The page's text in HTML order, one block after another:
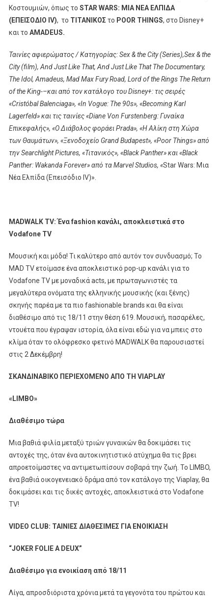
Κοστουμιών, όπως το STAR WARS: ΜΙΑ N ΕΑ ΕΛΠΙΔΑ
(ΕΠΕΙΣΟΔΙΟ IV), το ΤΙΤΑΝΙΚΟΣ το POOR THINGS, στο Disney+
και το AMADEUS.
Ταινίες αφιερώματος / Κατηγορίας:Sex&theCity(Series),Sex&the
City(film), AndJustLike That, AndJustLike That TheDocumentary,
TheIdol, Amadeus, MadMaxFuryRoad, LordoftheRings TheReturn
oftheKing-–και από τον κατάλογο τουDisney+: τις σειρές
«CristóbalBalenciaga», «In Vogue: The90s», «BecomingKarl
Lagerfeld» και τις ταινίες «Diane Von Furstenberg: Γυναίκα
Επικεφαλής», «Ο Διάβολος φοράει Prada», «Η Αλίκη στη Χώρα
των Θαυμάτων», «Ξενοδοχείο GrandBudapest», «Poor Things» από
τηνSearchlightPictures, «Τιτανικός», «BlackPanther» και «Black
Panther: WakandaForever» από ταMarvelStudios, «Star Wars: Μια
Nέα Ελπίδα (Επεισόδιο IV)».​
MADWALK TV: Ένα fashion κανάλι, αποκλειστικά στο
Vodafone TV
Μουσική και μόδα! Τι καλύτερο από αυτόν τον συνδυασμό; Το
MAD TV ετοίμασε ένα αποκλειστικό pop-up κανάλι για το
Vodafone TV με μοναδικά acts, με πρωταγωνιστές τα
μεγαλύτερα ονόματα της ελληνικής μουσικής (και ξένης)
σκηνής παρέα με τα πιο fashionable brands και θα είναι
διαθέσιμο από τις 18/11 στην θέση 619. Μουσική, πασαρέλες,
ντουέτα που έγραψαν ιστορία, όλα είναι εδώ για να μπεις στο
κλίμα όταν το ολόφρεσκο φετινό MADWALK θα παρουσιαστεί
στις 2 Δεκέμβρη!​
ΣΚΑΝΔΙΝΑΒΙΚΟ ΠΕΡΙΕΧΟΜΕΝΟ ΑΠΟ ΤΗ VIAPLAY
«LIMBO»
Διαθέσιμο τώρα
Μια βαθιά φιλία μεταξύ τριών γυναικών θα δοκιμάσει τις
αντοχές της, όταν ένα αυτοκινητιστικό ατύχημα θα τις βρει
απροετοίμαστες να αντιμετωπίσουν σοβαρά την ζωή. Το LIMBO,
ένα βαθιά οικογενειακό δράμα από τον κατάλογο της Viaplay, θα
δοκιμάσει και τις δικές αντοχές, αποκλειστικά στο Vodafone
TV!​
VIDEO CLUB: ΤΑΙΝΙΕΣ ΔΙΑΘΕΣΙΜΕΣ ΓΙΑ ΕΝΟΙΚΙΑΣΗ
“JOKER FOLIE A DEUX”
Διαθέσιμο για ενοικίαση από 18/11
Λίγα, απροσδιόριστα χρόνια μετά τα γεγονότα του πρώτου και